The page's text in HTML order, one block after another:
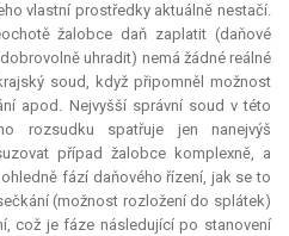
vlastní prostředky aktuálně nestačí.
žalobce daň zaplatit (daňové
uhradit) nemá žádné reálné
soud, když připomněl možnost
apod. Nejvyšší správní soud v této
rozsudku spatřuje jen nanejvýš
případ žalobce komplexně, a
fází daňového řízení, jak se to
(možnost rozložení do splátek)
což je fáze následující po stanovení